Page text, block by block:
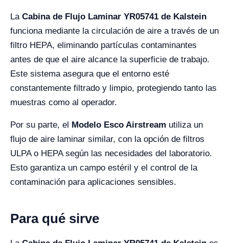
La Cabina de Flujo Laminar YR05741 de Kalstein
funciona mediante la circulación de aire a través de un
filtro HEPA, eliminando partículas contaminantes
antes de que el aire alcance la superficie de trabajo.
Este sistema asegura que el entorno esté
constantemente filtrado y limpio, protegiendo tanto las
muestras como al operador.
Por su parte, el Modelo Esco Airstream utiliza un
flujo de aire laminar similar, con la opción de filtros
ULPA o HEPA según las necesidades del laboratorio.
Esto garantiza un campo estéril y el control de la
contaminación para aplicaciones sensibles.
Para qué sirve